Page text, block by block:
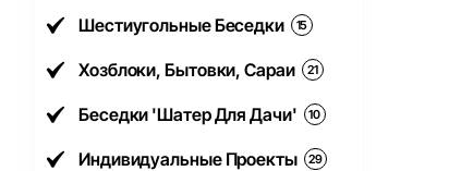
Шестиугольные Беседки 15
Хозблоки, Бытовки, Сараи 21
Беседки 'Шатер Для Дачи' 10
Индивидуальные Проекты 29